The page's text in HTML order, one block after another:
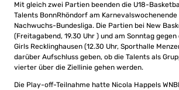
Mit gleich zwei Partien beenden die U18-
Talents BonnRhöndorf am
Nachwuchs-Bundesliga. Die Partien bei New
(Freitagabend, 19.30 Uhr ) und am Sonntag
Girls Recklinghausen (12.30 Uhr, Sporthalle
darüber Aufschluss geben, ob die Talents als
vierter über die Ziellinie gehen werden.
Die Play-off-Teilnahme hatte Nicola Happels